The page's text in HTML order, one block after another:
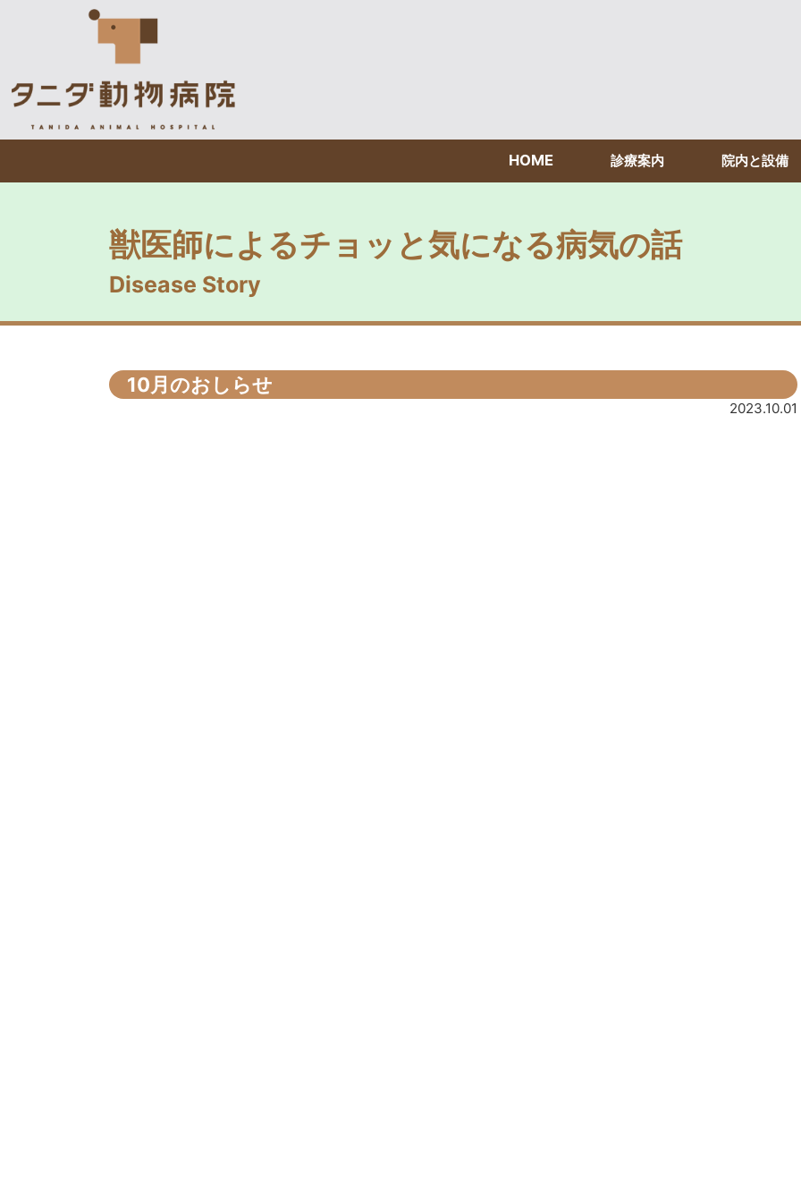
HOME 診療案内 院内と設備
獣医師によるチョッと気になる病気の話
Disease Story
10月のおしらせ
2023.10.01